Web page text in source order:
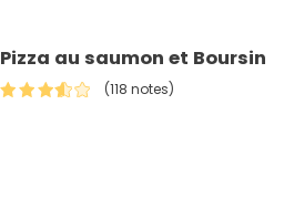
Pizza au saumon et Boursin
(118 notes)